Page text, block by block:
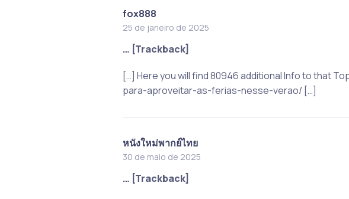
fox888
25 de janeiro de 2025
… [Trackback]
[…] Here you will find 80946 additional Info to that
para-aproveitar-as-ferias-nesse-verao/ […]
หนังใหม่พากย์ไทย
30 de maio de 2025
… [Trackback]